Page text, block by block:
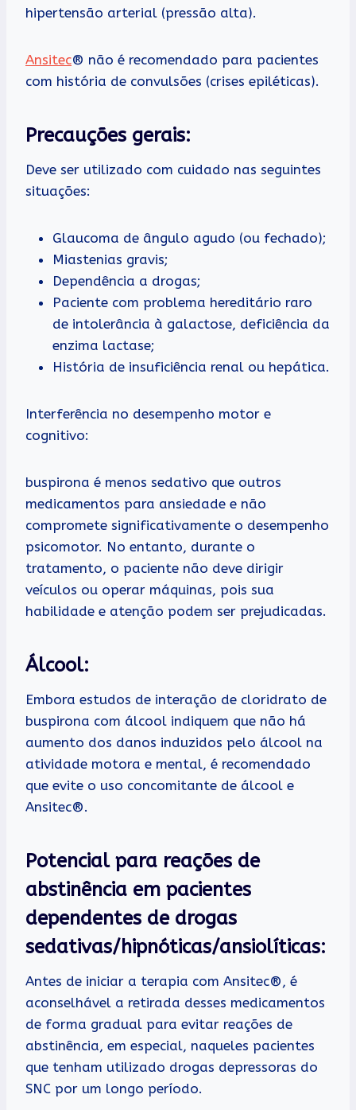
hipertensão arterial (pressão alta).
Ansitec® não é recomendado para pacientes
com história de convulsões (crises epiléticas).
Precauções gerais:
Deve ser utilizado com cuidado nas seguintes
situações:
Glaucoma de ângulo agudo (ou fechado);
Miastenias gravis;
Dependência a drogas;
Paciente com problema hereditário raro
de intolerância à galactose, deficiência da
enzima lactase;
História de insuficiência renal ou hepática.
Interferência no desempenho motor e
cognitivo:
buspirona é menos sedativo que outros
medicamentos para ansiedade e não
compromete significativamente o desempenho
psicomotor. No entanto, durante o
tratamento, o paciente não deve dirigir
veículos ou operar máquinas, pois sua
habilidade e atenção podem ser prejudicadas.
Álcool:
Embora estudos de interação de cloridrato de
buspirona com álcool indiquem que não há
aumento dos danos induzidos pelo álcool na
atividade motora e mental, é recomendado
que evite o uso concomitante de álcool e
Ansitec®.
Potencial para reações de
abstinência em pacientes
dependentes de drogas
sedativas/hipnóticas/ansiolíticas:
Antes de iniciar a terapia com Ansitec®, é
aconselhável a retirada desses medicamentos
de forma gradual para evitar reações de
abstinência, em especial, naqueles pacientes
que tenham utilizado drogas depressoras do
SNC por um longo período.